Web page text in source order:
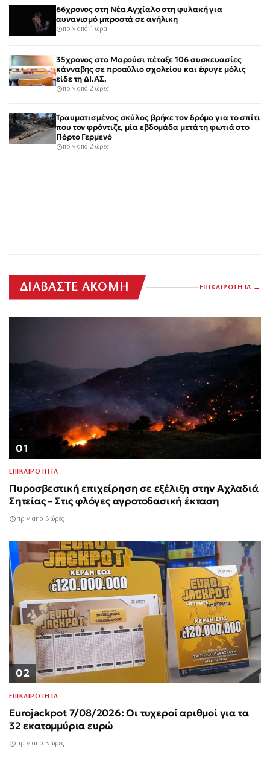
66χρονος στη Νέα Αγχίαλο στη φυλακή για
αυνανισμό μπροστά σε ανήλικη
πριν από 1 ώρα
35χρονος στο Μαρούσι πέταξε 106 συσκευασίες
κάνναβης σε προαύλιο σχολείου και έφυγε μόλις
είδε τη ΔΙ.ΑΣ.
πριν από 2 ώρες
Τραυματισμένος σκύλος βρήκε τον δρόμο για το σπίτι
που τον φρόντιζε, μία εβδομάδα μετά τη φωτιά στο
Πόρτο Γερμενό
πριν από 2 ώρες
ΔΙΑΒΑΣΤΕ ΑΚΟΜΗ ΕΠΙΚΑΙΡΟΤΗΤΑ
01
ΕΠΙΚΑΙΡΟΤΗΤΑ
Πυροσβεστική επιχείρηση σε εξέλιξη στην Αχλαδιά
Σητείας – Στις φλόγες αγροτοδασική έκταση
πριν από 3 ώρες
02
ΕΠΙΚΑΙΡΟΤΗΤΑ
Eurojackpot 7/08/2026: Οι τυχεροί αριθμοί για τα
32 εκατομμύρια ευρώ
πριν από 3 ώρες